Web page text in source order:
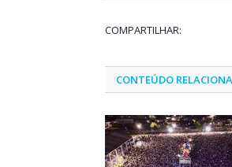
COMPARTILHAR:
CONTEÚDO